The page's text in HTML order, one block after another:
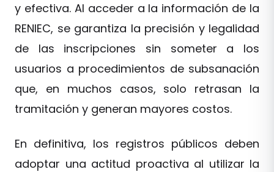
y efectiva. Al acceder a la información de la
RENIEC, se garantiza la precisión y legalidad
de las inscripciones sin someter a los
usuarios a procedimientos de subsanación
que, en muchos casos, solo retrasan la
tramitación y generan mayores costos.
En definitiva, los registros públicos deben
adoptar una actitud proactiva al utilizar la